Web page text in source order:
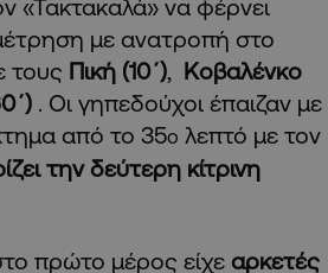
«Τακτακαλά» να φέρνει
με ανατροπή στο
τους Πική (10΄)
Κοβαλένκο
. Οι γηπεδούχοι έπαιζαν με
από το 35ο λεπτό με τον
την δεύτερη κίτρινη
πρώτο μέρος είχε αρκετές